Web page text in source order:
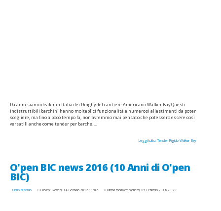
Da anni siamo dealer in Italia dei Dinghy del cantiere Americano Walker Bay.Questi
indistruttibili barchini hanno molteplici funzionalità e numerosi allestimenti da poter
scegliere, ma fino a poco tempo fa, non avremmo mai pensato che potessero essere così
versatili anche come tender per barche!...
Leggi tutto: Tender Rigido Walker Bay
O'pen BIC news 2016 (10 Anni di O'pen
BIC)
Diario di bordo Creato: Giovedì, 14 Gennaio 2016 11:02 Ultima modifica: Venerdì, 05 Febbraio 2016 20:29